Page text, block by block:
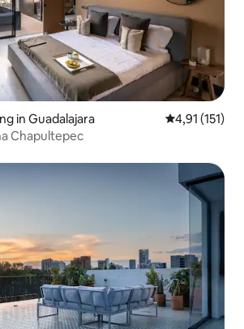
in Guadalajara
4,91 (151)
Chapultepec